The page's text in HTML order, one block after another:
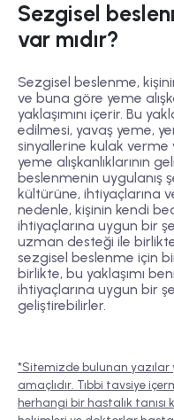
Sezgisel
var mıdır?
Sezgisel beslenme,
ve buna göre yeme
yaklaşımını içerir. Bu
edilmesi, yavaş yeme,
sinyallerine kulak verme
yeme alışkanlıklarının
beslenmenin uygulanış
kültürüne, ihtiyaçlarına
nedenle, kişinin kendi
ihtiyaçlarına uygun bir
uzman desteği ile
sezgisel beslenme için
birlikte, bu yaklaşımı
ihtiyaçlarına uygun bir
geliştirebilirler.
*Sitemizde bulunan yazılar
amaçlıdır. Tıbbi tavsiye
herhangi bir hastalık